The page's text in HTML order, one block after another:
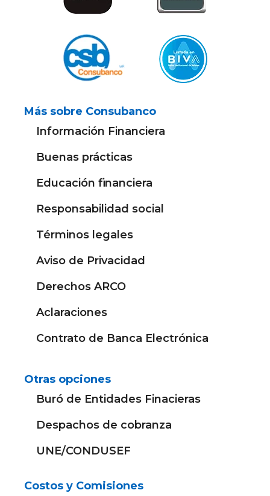
Más sobre Consubanco
Información Financiera
Buenas prácticas
Educación financiera
Responsabilidad social
Términos legales
Aviso de Privacidad
Derechos ARCO
Aclaraciones
Contrato de Banca Electrónica
Otras opciones
Buró de Entidades Finacieras
Despachos de cobranza
UNE/CONDUSEF
Costos y Comisiones